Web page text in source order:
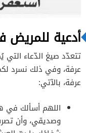
أدعية للمريض
تتعدّد صيغ الدّعاء
عرفة، وفي ذلك نسرد
عرفة، بالآتي:
اللهم أسألك في
وصديقي، وأن